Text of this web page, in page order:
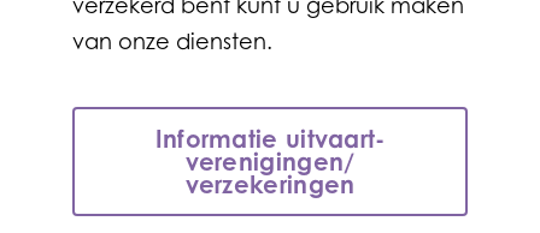
van onze diensten.
Informatie uitvaart­
verenigingen/
verzekeringen